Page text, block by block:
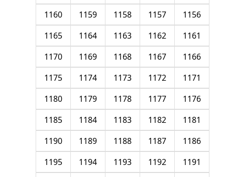
1156
1157
1158
1159
1160
1161
1162
1163
1164
1165
1166
1167
1168
1169
1170
1171
1172
1173
1174
1175
1176
1177
1178
1179
1180
1181
1182
1183
1184
1185
1186
1187
1188
1189
1190
1191
1192
1193
1194
1195